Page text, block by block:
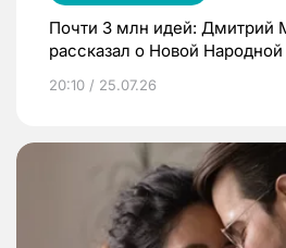
Почти 3 млн идей: Дмитрий
рассказал о Новой
20:10 / 25.07.26